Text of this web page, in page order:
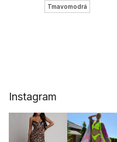
Tmavomodrá
Instagram